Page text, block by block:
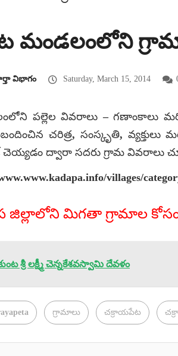
మండలంలోని
విభాగం Saturday, March 15, 2014
పల్లెల వివరాలు –
చరిత్ర, సంస్కృతి,
చెయ్యడం ద్వారా సదరు గ్రామ వివరాలు
villages/
జిల్లాలోని మిగతా గ్రామాల కోసం
శ్రీ లక్ష్మీ చెన్నకేశవస్వామి దేవళం
గ్రామాలు చక్రాయపేట